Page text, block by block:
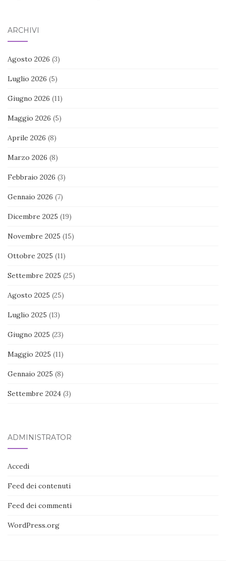
ARCHIVI
Agosto 2026 (3)
Luglio 2026 (5)
Giugno 2026 (11)
Maggio 2026 (5)
Aprile 2026 (8)
Marzo 2026 (8)
Febbraio 2026 (3)
Gennaio 2026 (7)
Dicembre 2025 (19)
Novembre 2025 (15)
Ottobre 2025 (11)
Settembre 2025 (25)
Agosto 2025 (25)
Luglio 2025 (13)
Giugno 2025 (23)
Maggio 2025 (11)
Gennaio 2025 (8)
Settembre 2024 (3)
ADMINISTRATOR
Accedi
Feed dei contenuti
Feed dei commenti
WordPress.org